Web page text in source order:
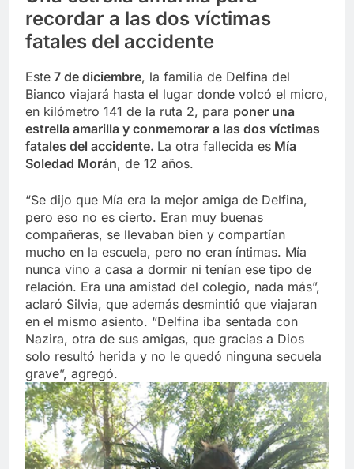
recordar a las dos víctimas
fatales del accidente
Este 7 de diciembre, la familia de Delfina del
Bianco viajará hasta el lugar donde volcó el micro,
en kilómetro 141 de la ruta 2, para poner una
estrella amarilla y conmemorar a las dos víctimas
fatales del accidente. La otra fallecida es Mía
Soledad Morán, de 12 años.
“Se dijo que Mía era la mejor amiga de Delfina,
pero eso no es cierto. Eran muy buenas
compañeras, se llevaban bien y compartían
mucho en la escuela, pero no eran íntimas. Mía
nunca vino a casa a dormir ni tenían ese tipo de
relación. Era una amistad del colegio, nada más”,
aclaró Silvia, que además desmintió que viajaran
en el mismo asiento. “Delfina iba sentada con
Nazira, otra de sus amigas, que gracias a Dios
solo resultó herida y no le quedó ninguna secuela
grave”, agregó.